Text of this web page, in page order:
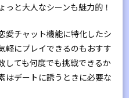
と大人なシーンも魅力的！
愛チャット機能に特化したシ
軽にプレイできるのもおすす
しても何度でも挑戦できるか
はデートに誘うときに必要な